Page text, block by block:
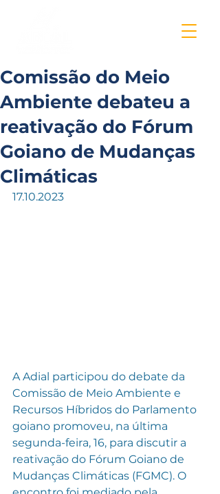
Comissão do Meio
Ambiente debateu a
reativação do Fórum
Goiano de Mudanças
Climáticas
17.10.2023
A Adial participou do debate da
Comissão de Meio Ambiente e
Recursos Híbridos do Parlamento
goiano promoveu, na última
segunda-feira, 16, para discutir a
reativação do Fórum Goiano de
Mudanças Climáticas (FGMC). O